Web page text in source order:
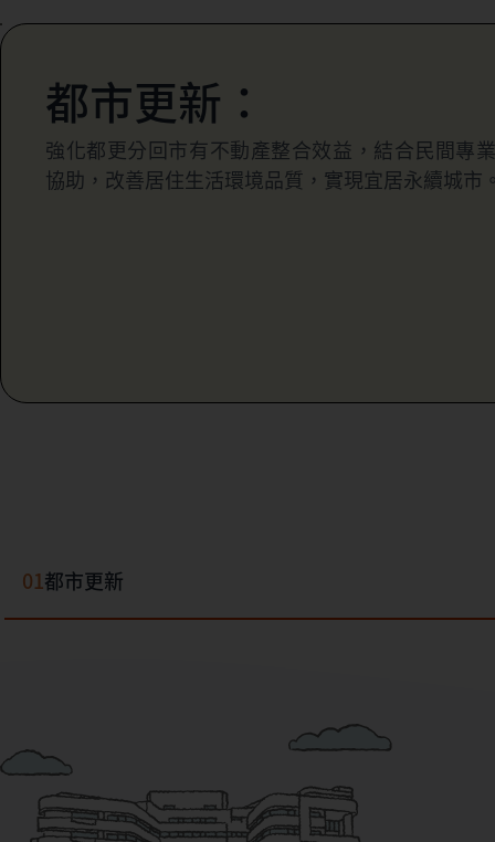
01都市更新
都市更新：
強化都更分回市有不動產整合效益，結合民間專
協助，改善居住生活環境品質，實現宜居永續城市